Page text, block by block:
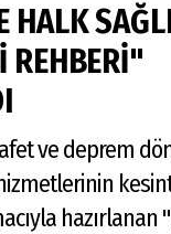
HALK
REHBERİ"
afet ve deprem
hazırlanan